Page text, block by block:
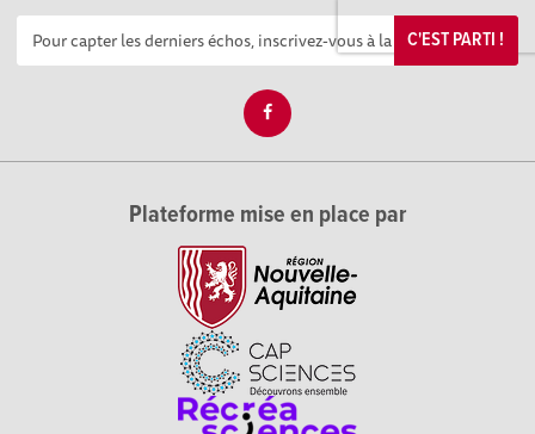
C'EST PARTI !
Plateforme mise en place par